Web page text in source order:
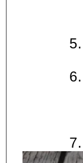
5.
6.
7.